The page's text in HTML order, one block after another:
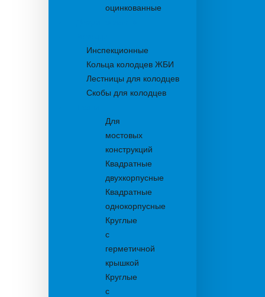
оцинкованные
Инспекционные
Кольца колодцев ЖБИ
Лестницы для колодцев
Скобы для колодцев
Для
мостовых
конструкций
Квадратные
двухкорпусные
Квадратные
однокорпусные
Круглые
с
герметичной
крышкой
Круглые
с